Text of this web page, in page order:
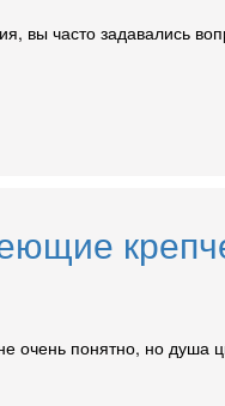
вы часто задавались
очень понятно, но